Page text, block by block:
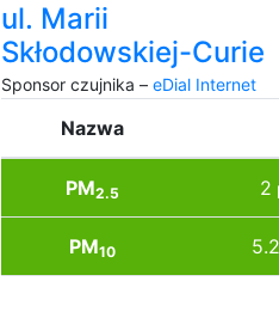
ul. Marii
Skłodowskiej-Curie
Sponsor czujnika – eDial Internet
Nazwa
PM2.5 2
PM10 5.2